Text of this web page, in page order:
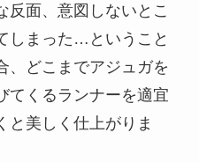
反面、意図しないとこ
しまった…ということ
、どこまでアジュガを
てくるランナーを適宜
と美しく仕上がりま